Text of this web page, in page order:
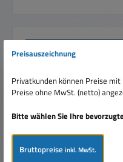
Beschreibung
800mAh Die Alternative
in schnurlos Te…Mehr
Bewertungen
Preisauszeichnung
Privatkunden können Preise
Preise ohne MwSt. (netto)
Bitte wählen Sie Ihre
Bruttopreiseinkl. MwSt.